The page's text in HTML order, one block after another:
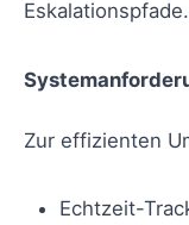
Eskalationspfade.
Zur effizienten
Echtzeit-